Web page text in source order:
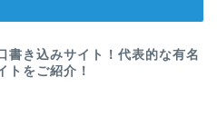
書き込みサイト！代表的な有名
トをご紹介！